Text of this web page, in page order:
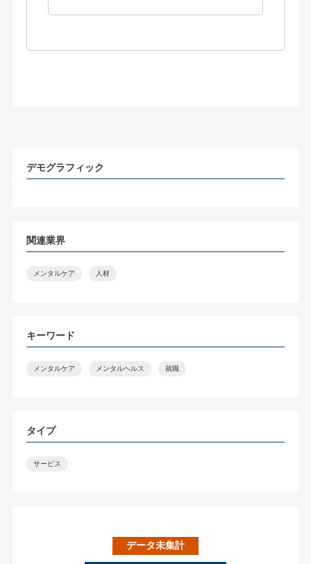
デモグラフィック
関連業界
メンタルケア 人材
キーワード
メンタルケア メンタルヘルス 就職
タイプ
サービス
データ未集計